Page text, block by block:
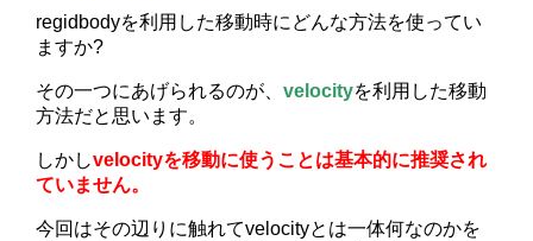
regidbodyを利用した移動時にどんな方法を使ってい
ますか?
その一つにあげられるのが、velocityを利用した移動
方法だと思います。
しかしvelocityを移動に使うことは基本的に推奨され
ていません。
今回はその辺りに触れてvelocityとは一体何なのかを